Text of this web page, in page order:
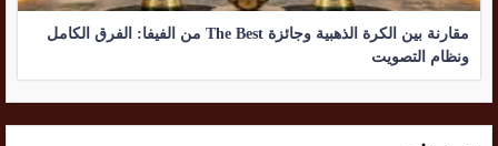
مقارنة بين الكرة الذهبية وجائزة The Best من الفيفا: الفرق الكامل
ونظام التصويت